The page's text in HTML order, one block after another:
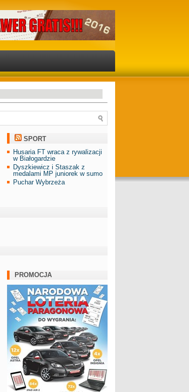
SPORT
Husaria FT wraca z rywalizacji
w Białogardzie
Dyszkiewicz i Staszak z
medalami MP juniorek w sumo
Puchar Wybrzeża
PROMOCJA